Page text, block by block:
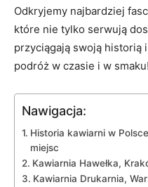
Odkryjemy najbardziej
które nie‌ tylko serwują
przyciągają swoją historią
podróż ⁤w czasie i w‍ smaku!
Nawigacja:
Historia kawiarni w
miejsc
Kawiarnia Hawełka,
Kawiarnia Drukarnia,